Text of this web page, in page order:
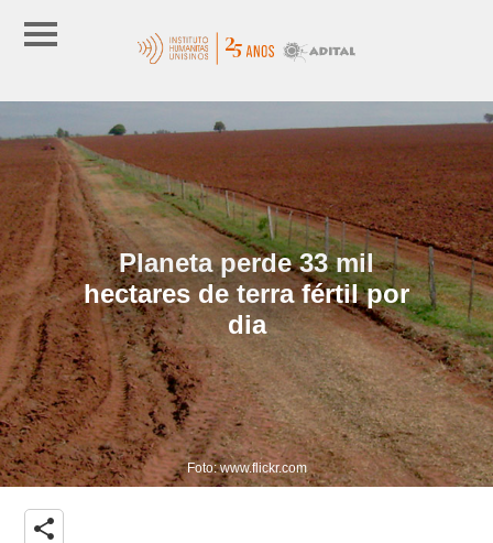
Planeta perde 33 mil
hectares de terra fértil por
dia
Foto: www.flickr.com
share